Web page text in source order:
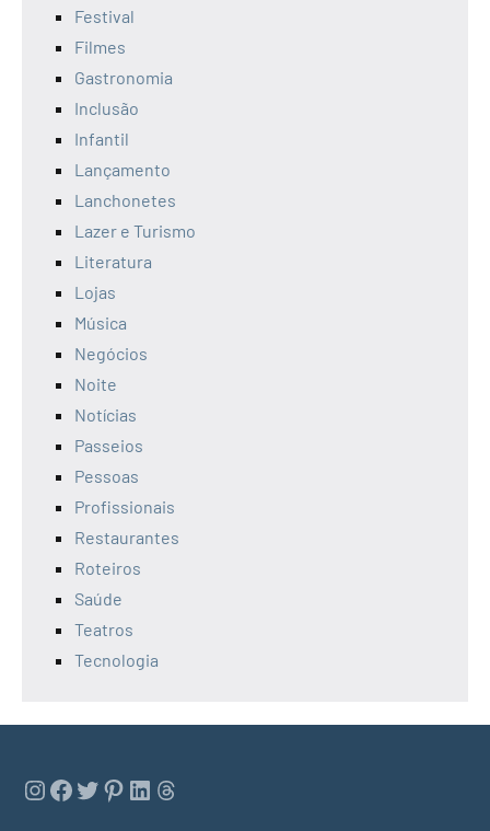
Festival
Filmes
Gastronomia
Inclusão
Infantil
Lançamento
Lanchonetes
Lazer e Turismo
Literatura
Lojas
Música
Negócios
Noite
Notícias
Passeios
Pessoas
Profissionais
Restaurantes
Roteiros
Saúde
Teatros
Tecnologia
Instagram
Facebook
Twitter
Pinterest
LinkedIn
Threads